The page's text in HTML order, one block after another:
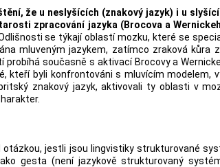
že u neslyšících (znakový jazyk) i u
zpracování jazyka (Brocova a
se týkají oblastí mozku, které se
mluveným jazykem, zatímco zraková kůra
současně s aktivací Brocovy a
kteří byli konfrontováni s mluvícím modelem,
znakový jazyk, aktivovali ty oblasti v
otázkou, jestli jsou lingvistiky strukturované
gesta (není jazykově strukturovaný